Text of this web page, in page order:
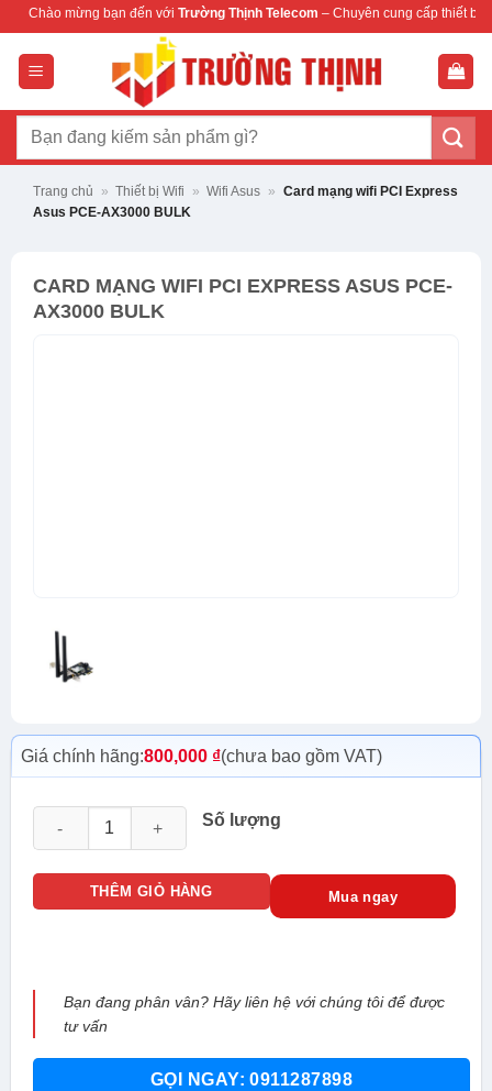
dung
bạn đến vớiTrường Thịnh Telecom– Chuyên cung cấp thiết bị mạng &
Tìm
Trang chủ » Thiết bị Wifi » Wifi Asus » Card mạng wifi PCI Express
Asus PCE-AX3000 BULK
CARD MẠNG WIFI PCI EXPRESS ASUS PCE-
AX3000 BULK
Giá chính hãng:800,000 ₫(chưa bao gồm VAT)
Số lượng
Card mạng wifi PCI Express Asus PCE-AX3000 BULK số
THÊM GIỎ HÀNG Mua ngay
Bạn đang phân vân? Hãy liên hệ với chúng tôi để được
tư vấn
GỌI NGAY: 0911287898